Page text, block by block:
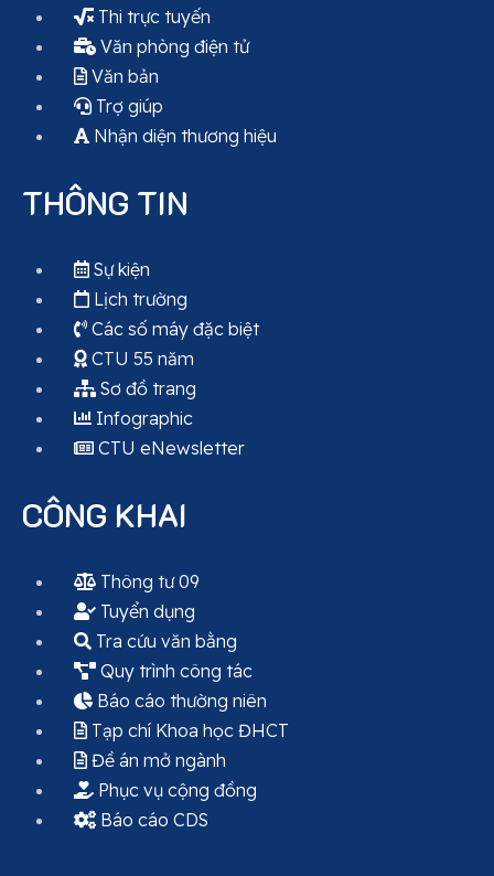
Thi trực tuyến
Văn phòng điện tử
Văn bản
Trợ giúp
Nhận diện thương hiệu
THÔNG TIN
Sự kiện
Lịch trường
Các số máy đặc biệt
CTU 55 năm
Sơ đồ trang
Infographic
CTU eNewsletter
CÔNG KHAI
Thông tư 09
Tuyển dụng
Tra cứu văn bằng
Quy trình công tác
Báo cáo thường niên
Tạp chí Khoa học ĐHCT
Đề án mở ngành
Phục vụ cộng đồng
Báo cáo CDS